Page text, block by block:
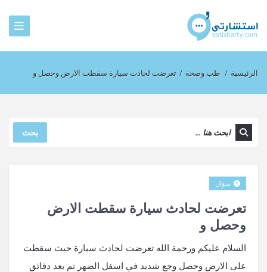
الرئيسية / طب وصحة / تعرضت لحادث سيارة سقطت الارض وحصل و
بحث
تعرضت لحادث سيارة سقطت الارض
وحصل و
سؤال
السلام عليكم ورحمة الله تعرضت لحادث سيارة حيث سقطت
على الارض وحصل وجع شديد في اسفل الضهر تم بعد دقائق